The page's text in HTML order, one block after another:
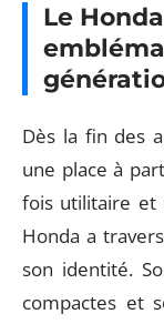
Le
Dès la fin des
une place à
fois utilitaire et
Honda a
son identité.
compactes et